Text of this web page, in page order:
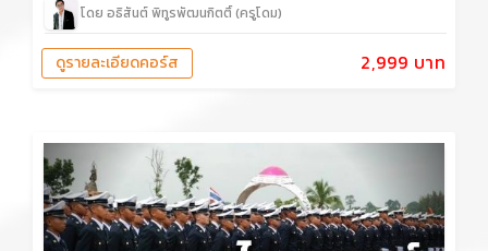
โดย อธิสันต์ พิทูรพัฒนกิตติ์ (ครูโดม)
2,999 บาท
ดูรายละเอียดคอร์ส